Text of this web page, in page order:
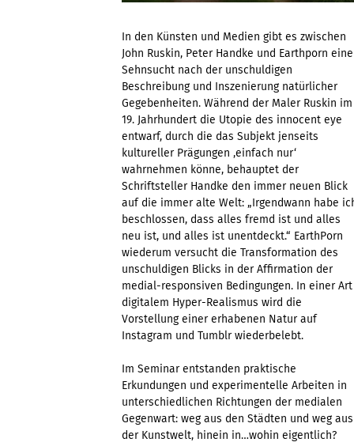
In den Künsten und Medien gibt es zwischen
John Ruskin, Peter Handke und Earthporn eine
Sehnsucht nach der unschuldigen
Beschreibung und Inszenierung natürlicher
Gegebenheiten. Während der Maler Ruskin im
19. Jahrhundert die Utopie des innocent eye
entwarf, durch die das Subjekt jenseits
kultureller Prägungen ‚einfach nur‘
wahrnehmen könne, behauptet der
Schriftsteller Handke den immer neuen Blick
auf die immer alte Welt: „Irgendwann habe
beschlossen, dass alles fremd ist und alles
neu ist, und alles ist unentdeckt.“ EarthPorn
wiederum versucht die Transformation des
unschuldigen Blicks in der Affirmation der
medial-responsiven Bedingungen. In einer Art
digitalem Hyper-Realismus wird die
Vorstellung einer erhabenen Natur auf
Instagram und Tumblr wiederbelebt.
Im Seminar entstanden praktische
Erkundungen und experimentelle Arbeiten in
unterschiedlichen Richtungen der medialen
Gegenwart: weg aus den Städten und weg aus
der Kunstwelt, hinein in…wohin eigentlich?